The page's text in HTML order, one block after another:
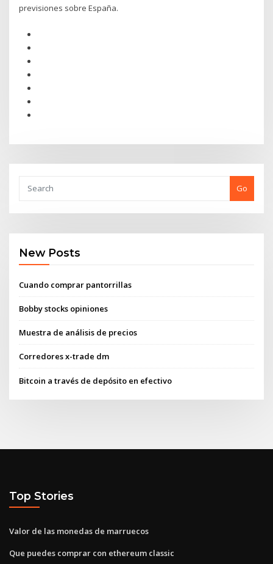
previsiones sobre España.
Go
New Posts
Cuando comprar pantorrillas
Bobby stocks opiniones
Muestra de análisis de precios
Corredores x-trade dm
Bitcoin a través de depósito en efectivo
Top Stories
Valor de las monedas de marruecos
Que puedes comprar con ethereum classic